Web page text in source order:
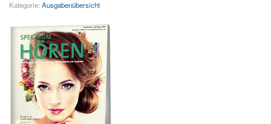
Kategorie: Ausgabenübersicht